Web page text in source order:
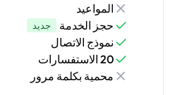
المواعيد
حجز الخدمة
جديد
نموذج الاتصال
20 الاستفسارات
محمية بكلمة مرور